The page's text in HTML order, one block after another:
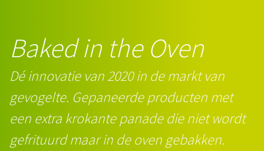
Baked in the Oven
Dé innovatie van 2020 in de markt van
gevogelte. Gepaneerde producten met
een extra krokante panade die niet wordt
gefrituurd maar in de oven gebakken.